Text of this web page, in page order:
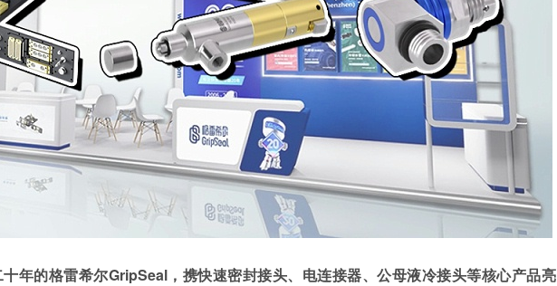
年的格雷希尔GripSeal，携快速密封接头、电连接器、公母液冷接头等核心产品亮